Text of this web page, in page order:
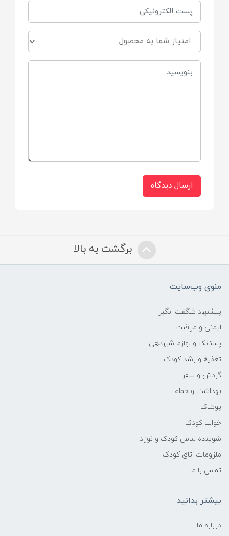
خرس
نوع چرخش موتور
کوکی
ارسال دیدگاه
برگشت به بالا
منوی وب‌سایت
پیشنهاد شگفت انگیر
ایمنی و مراقبت
پستانک و لوازم شیردهی
تغذیه و رشد کودک
گردش و سفر
بهداشت و حمام
پوشاک
خواب کودک
شوینده لباس کودک و نوزاد
ملزومات اتاق کودک
تماس با ما
بیشتر بدانید
درباره ما